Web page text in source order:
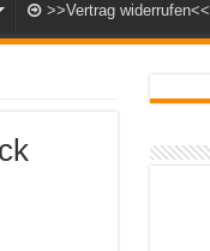
>>Vertrag widerrufen<<